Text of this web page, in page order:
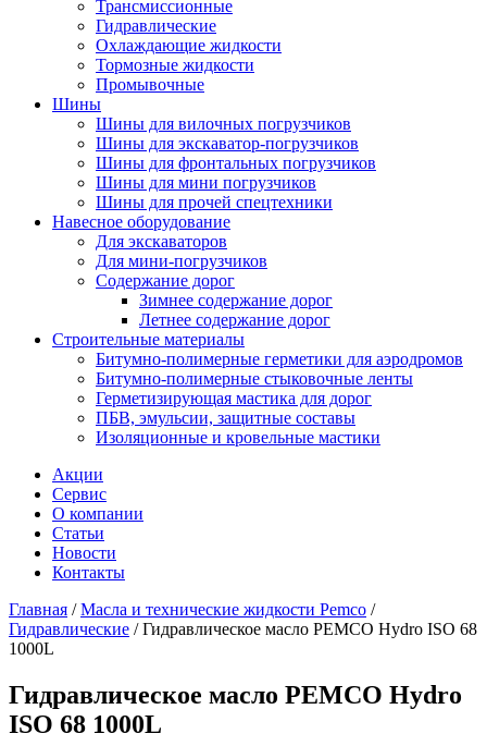
Трансмиссионные
Гидравлические
Охлаждающие жидкости
Тормозные жидкости
Промывочные
Шины
Шины для вилочных погрузчиков
Шины для экскаватор-погрузчиков
Шины для фронтальных погрузчиков
Шины для мини погрузчиков
Шины для прочей спецтехники
Навесное оборудование
Для экскаваторов
Для мини-погрузчиков
Содержание дорог
Зимнее содержание дорог
Летнее содержание дорог
Строительные материалы
Битумно-полимерные герметики для аэродромов
Битумно-полимерные стыковочные ленты
Герметизирующая мастика для дорог
ПБВ, эмульсии, защитные составы
Изоляционные и кровельные мастики
Акции
Сервис
О компании
Статьи
Новости
Контакты
Главная /Масла и технические жидкости Pemco /
Гидравлические /Гидравлическое масло PEMCO Hydro ISO 68
1000L
Гидравлическое масло PEMCO Hydro
ISO 68 1000L